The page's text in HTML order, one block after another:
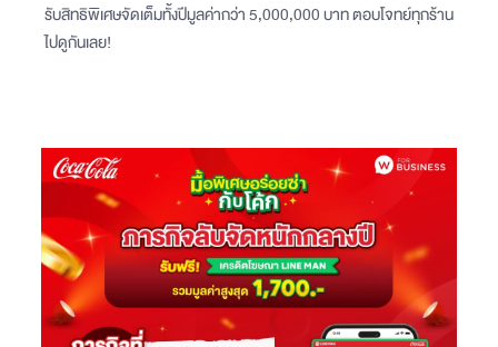
รับสิทธิพิเศษจัดเต็มทั้งปีมูลค่ากว่า 5,000,000 บาท ตอบโจทย์ทุกร้าน
ไปดูกันเลย!